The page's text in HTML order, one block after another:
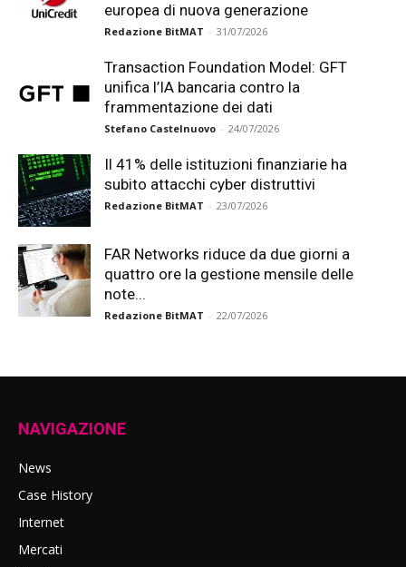
europea di nuova generazione
Redazione BitMAT - 31/07/2026
Transaction Foundation Model: GFT
unifica l’IA bancaria contro la
frammentazione dei dati
Stefano Castelnuovo - 24/07/2026
Il 41% delle istituzioni finanziarie ha
subito attacchi cyber distruttivi
Redazione BitMAT - 23/07/2026
FAR Networks riduce da due giorni a
quattro ore la gestione mensile delle
note...
Redazione BitMAT - 22/07/2026
NAVIGAZIONE
News
Case History
Internet
Mercati